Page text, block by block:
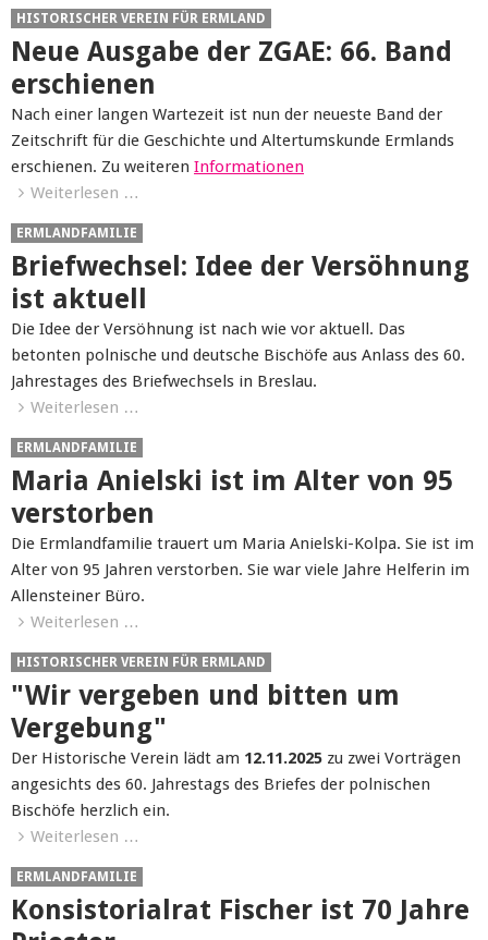
HISTORISCHER VEREIN FÜR ERMLAND
Neue Ausgabe der ZGAE: 66. Band
erschienen
Nach einer langen Wartezeit ist nun der neueste Band der
Zeitschrift für die Geschichte und Altertumskunde Ermlands
erschienen. Zu weiteren Informationen
Weiterlesen …
ERMLANDFAMILIE
Briefwechsel: Idee der Versöhnung
ist aktuell
Die Idee der Versöhnung ist nach wie vor aktuell. Das
betonten polnische und deutsche Bischöfe aus Anlass des 60.
Jahrestages des Briefwechsels in Breslau.
Weiterlesen …
ERMLANDFAMILIE
Maria Anielski ist im Alter von 95
verstorben
Die Ermlandfamilie trauert um Maria Anielski-Kolpa. Sie ist im
Alter von 95 Jahren verstorben. Sie war viele Jahre Helferin im
Allensteiner Büro.
Weiterlesen …
HISTORISCHER VEREIN FÜR ERMLAND
"Wir vergeben und bitten um
Vergebung"
Der Historische Verein lädt am 12.11.2025 zu zwei Vorträgen
angesichts des 60. Jahrestags des Briefes der polnischen
Bischöfe herzlich ein.
Weiterlesen …
ERMLANDFAMILIE
Konsistorialrat Fischer ist 70 Jahre